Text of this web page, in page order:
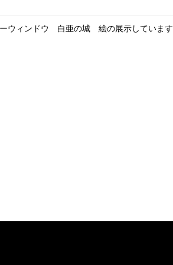
ウィンドウ 白亜の城 絵の展示しています